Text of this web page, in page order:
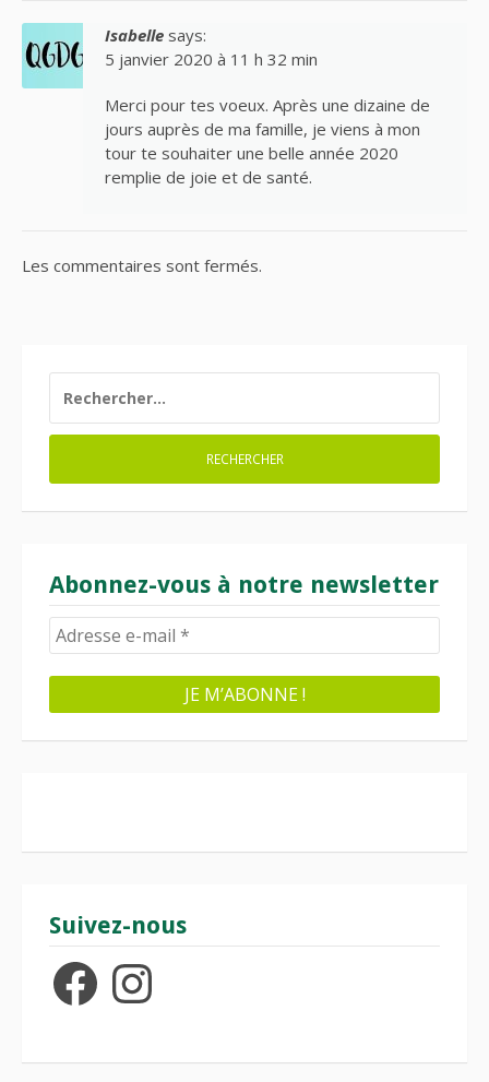
Isabelle says:
5 janvier 2020 à 11 h 32 min
Merci pour tes voeux. Après une dizaine de
jours auprès de ma famille, je viens à mon
tour te souhaiter une belle année 2020
remplie de joie et de santé.
Les commentaires sont fermés.
Abonnez-vous à notre newsletter
Suivez-nous
FacebookInstagram